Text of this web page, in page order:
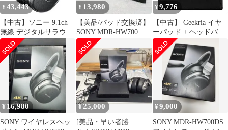
¥ 43,443
【中古】ソニー 9.1ch
無線 デジタルサラウン
ドヘッドホンシステム
密閉型 MDR-HW700DS
ブラック
¥ 13,980
​【美品/パッド交換済】
SONY MDR-HW700 サ
ラウンドヘッドホン
¥9,776
【中古】 Geekria イヤ
ーパッド + ヘッドバン
ド カバー SONY MDR-
HW700 MDR-HW700DS
ヘッドホン 専用 交換
用 ヘッドホンパッド イ
ヤークッション セ
¥ 16,980
SONY ワイヤレスヘッ
¥25,000
[美品・早い者勝
¥9,000
SONY MDR-HW700DS